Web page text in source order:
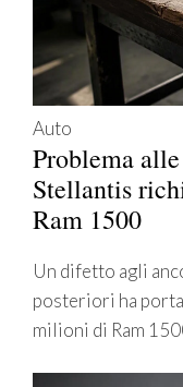
Auto
Problema
Stellantis
Ram 1500
Un difetto agli
posteriori ha
milioni di Ram